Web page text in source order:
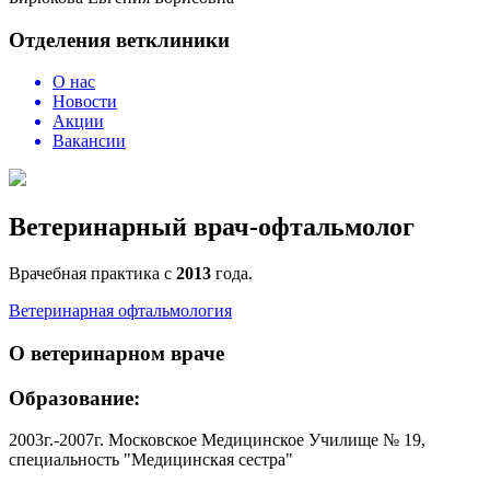
Отделения ветклиники
О нас
Новости
Акции
Вакансии
Ветеринарный врач-офтальмолог
Врачебная практика с 2013 года.
Ветеринарная офтальмология
О ветеринарном враче
Образование:
2003г.-2007г. Московское Медицинское Училище № 19,
специальность "Медицинская сестра"